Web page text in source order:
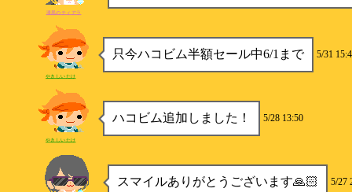
漆黒のティアラ
只今ハコビム半額セール中6/1まで 5/31
やきしいたけ
ハコビム追加しました！ 5/28 13:50
やきしいたけ
スマイルありがとうございます🙏🏻 5/27